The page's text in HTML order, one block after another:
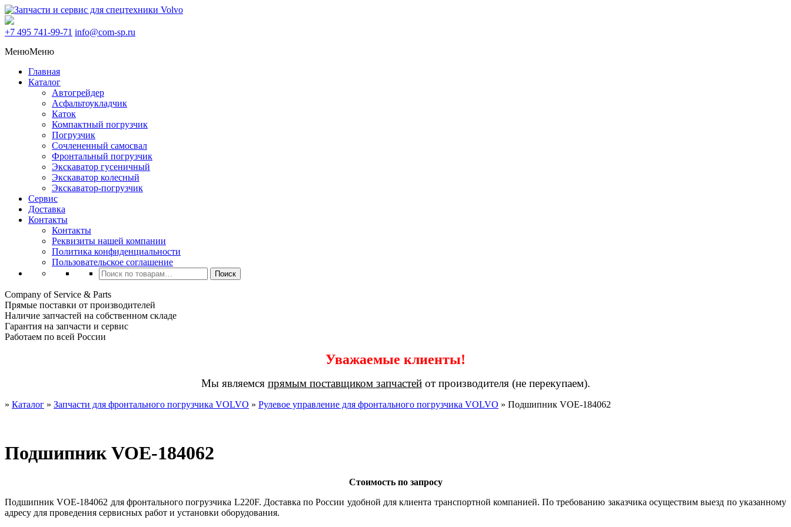
+7 495 741-99-71 info@com-sp.ru
МенюМеню
Главная
Каталог
Автогрейдер
Асфальтоукладчик
Каток
Компактный погрузчик
Погрузчик
Сочлененный самосвал
Фронтальный погрузчик
Экскаватор гусеничный
Экскаватор колесный
Экскаватор-погрузчик
Сервис
Доставка
Контакты
Контакты
Реквизиты нашей компании
Политика конфиденциальности
Пользовательское соглашение
Искать:
Поиск
Company of Service & Parts
Прямые поставки от производителей
Наличие запчастей на собственном складе
Гарантия на запчасти и сервис
Работаем по всей России
Уважаемые клиенты!
Мы являемся прямым поставщиком запчастейот производителя (не перекупаем).
» Каталог » Запчасти для фронтального погрузчика VOLVO » Рулевое управление для фронтального погрузчика VOLVO » Подшипник VOE-184062
Подшипник VOE-184062
Стоимость по запросу
Подшипник VOE-184062 для фронтального погрузчика L220F. Доставка по России удобной для клиента транспортной компанией. По требованию заказчика осуществим выезд по указанному
адресу для проведения сервисных работ и установки оборудования.